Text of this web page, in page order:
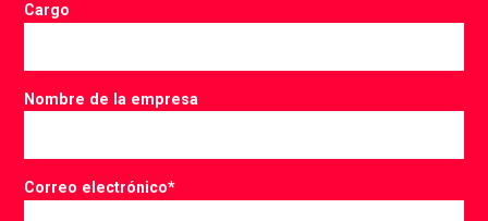
Cargo
Nombre de la empresa
Correo electrónico*